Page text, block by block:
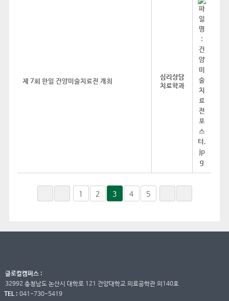
제 7회 한일 건양미술치료전 개최
심리상담
치료학과
1 2 3 4 5
글로컬캠퍼스 :
32992 충청남도 논산시 대학로 121 건양대학교 의료공학관 의140호
TEL : 041-730-5419